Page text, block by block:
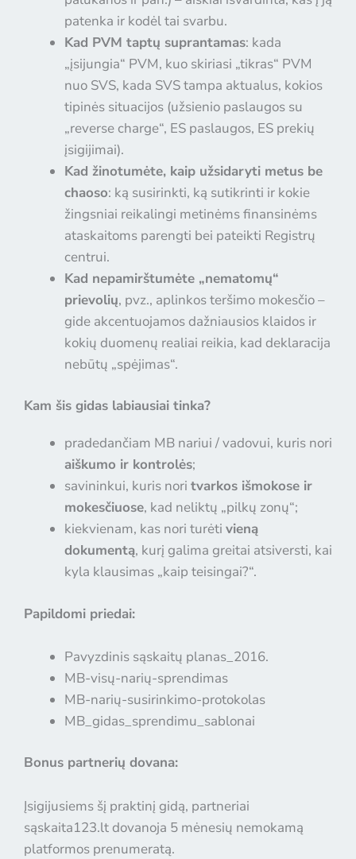
patenka ir kodėl tai svarbu.
Kad PVM taptų suprantamas: kada
„įsijungia“ PVM, kuo skiriasi „tikras“ PVM
nuo SVS, kada SVS tampa aktualus, kokios
tipinės situacijos (užsienio paslaugos su
„reverse charge“, ES paslaugos, ES prekių
įsigijimai).
Kad žinotumėte, kaip užsidaryti metus be
chaoso: ką susirinkti, ką sutikrinti ir kokie
žingsniai reikalingi metinėms finansinėms
ataskaitoms parengti bei pateikti Registrų
centrui.
Kad nepamirštumėte „nematomų“
prievolių, pvz., aplinkos teršimo mokesčio –
gide akcentuojamos dažniausios klaidos ir
kokių duomenų realiai reikia, kad deklaracija
nebūtų „spėjimas“.
Kam šis gidas labiausiai tinka?
pradedančiam MB nariui / vadovui, kuris nori
aiškumo ir kontrolės;
savininkui, kuris nori tvarkos išmokose ir
mokesčiuose, kad neliktų „pilkų zonų“;
kiekvienam, kas nori turėti vieną
dokumentą, kurį galima greitai atsiversti, kai
kyla klausimas „kaip teisingai?“.
Papildomi priedai:
Pavyzdinis sąskaitų planas_2016.
MB-visų-narių-sprendimas
MB-narių-susirinkimo-protokolas
MB_gidas_sprendimu_sablonai
Bonus partnerių dovana:
Įsigijusiems šį praktinį gidą, partneriai
sąskaita123.lt dovanoja 5 mėnesių nemokamą
platformos prenumeratą.
Laisvai samdomo darbuotojoatmintinė - patarimai ir
įrankiai tau!
Noriu gauti Inspira Life naujienas
Daugiau apie privatumo nustatymus galite sužinoti Privatumo politikose
PRENUMERUOTI